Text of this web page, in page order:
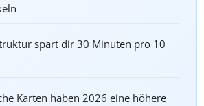
spart dir 30 Minuten pro 10
Karten haben 2026 eine höhere